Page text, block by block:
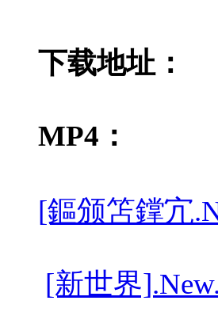
下载地址：
MP4：
[鏂颁笘鐣宂
[新世界